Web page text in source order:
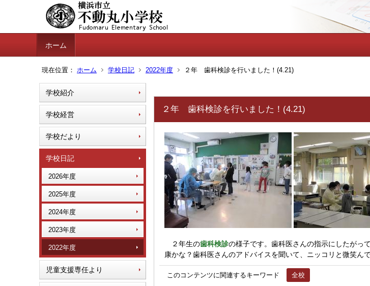
ホーム
現在位置： ホーム 学校日記 2022年度 ２年 歯科検診を行いました！(4.21)
学校紹介
学校経営
学校だより
学校日記
2026年度
2025年度
2024年度
2023年度
2022年度
児童支援専任より
２年 歯科検診を行いました！(4.21)
２年生の歯科検診の様子です。歯科医さんの指示にしたがっ
康かな？歯科医さんのアドバイスを聞いて、ニッコリと微笑ん
このコンテンツに関連するキーワード 全校